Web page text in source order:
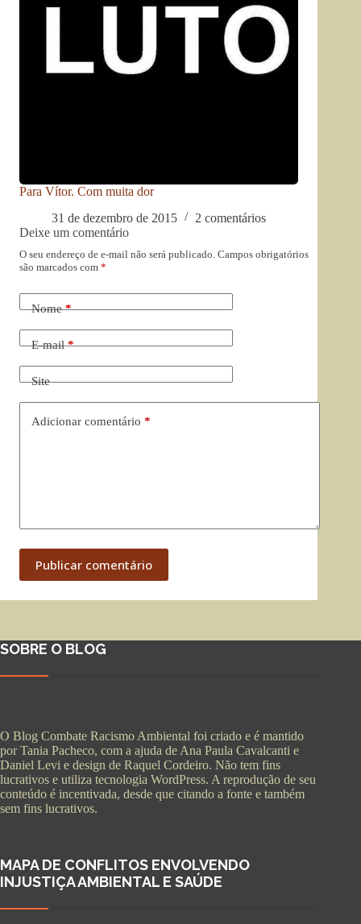
Para Vítor. Com muita dor
31 de dezembro de 2015
2 comentários
Deixe um comentário
O seu endereço de e-mail não será publicado. Campos obrigatórios
são marcados com *
Nome*
E-mail*
Site
Adicionar comentário *
Publicar comentário
SOBRE O BLOG
O Blog Combate Racismo Ambiental foi criado e é mantido
por Tania Pacheco, com a ajuda de Ana Paula Cavalcanti e
Daniel Levi e design de Raquel Cordeiro. Não tem fins
lucrativos e utiliza tecnologia WordPress. A reprodução de seu
conteúdo é incentivada, desde que citando a fonte e também
sem fins lucrativos.
MAPA DE CONFLITOS ENVOLVENDO
INJUSTIÇA AMBIENTAL E SAÚDE